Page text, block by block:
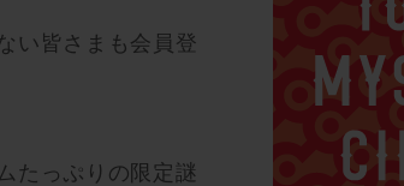
い皆さまも会員登
たっぷりの限定謎